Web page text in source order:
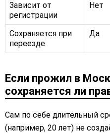
Зависит от
регистрации
Нет
Сохраняется при
переезде
Да
Если прожил в
сохраняется ли
Сам по себе длительный
(например, 20 лет) не